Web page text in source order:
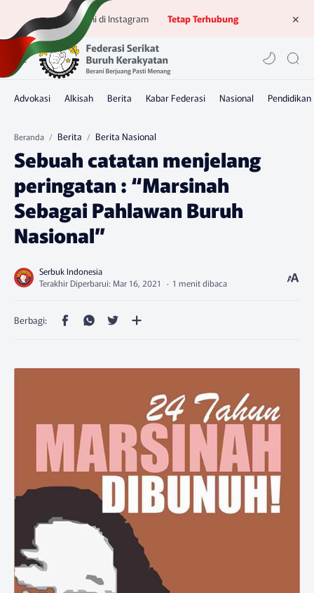
Ikuti kami di Instagram Tetap Terhubung
Beranda Berita Berita Nasional
Sebuah catatan menjelang
peringatan : “Marsinah
Sebagai Pahlawan Buruh
Nasional”
1 menit dibaca